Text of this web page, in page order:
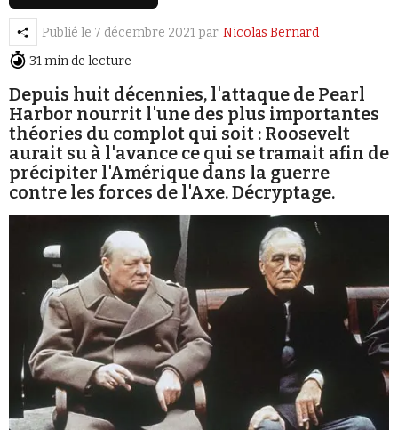
Revues de presse
Newsletter
Faire un don
Demander à Vera
Publié le 7 décembre 2021 par Nicolas Bernard
31 min de lecture
Depuis huit décennies, l'attaque de Pearl
Harbor nourrit l'une des plus importantes
théories du complot qui soit : Roosevelt
aurait su à l'avance ce qui se tramait afin de
précipiter l'Amérique dans la guerre
contre les forces de l'Axe. Décryptage.